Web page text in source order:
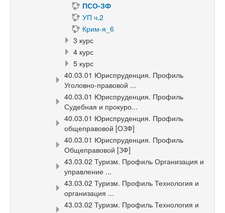
ПСО-ЗФ
УП ч.2
Крим-я_6
3 курс
4 курс
5 курс
40.03.01 Юриспруденция. Профиль
Уголовно-правовой ...
40.03.01 Юриспруденция. Профиль
Судебная и прокуро...
40.03.01 Юриспруденция. Профиль
общеправовой [ОЗФ]
40.03.01 Юриспруденция. Профиль
Общеправовой [ЗФ]
43.03.02 Туризм. Профиль Организация и
управление ...
43.03.02 Туризм. Профиль Технология и
организация ...
43.03.02 Туризм. Профиль Технология и